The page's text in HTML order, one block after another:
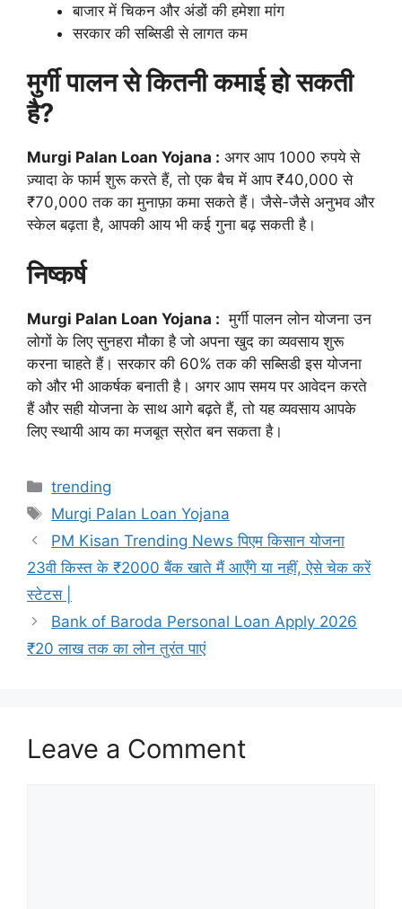
बाजार में चिकन और अंडों की हमेशा मांग
सरकार की सब्सिडी से लागत कम
मुर्गी पालन से कितनी कमाई हो सकती
है?
Murgi Palan Loan Yojana : अगर आप 1000 रुपये से
ज़्यादा के फार्म शुरू करते हैं, तो एक बैच में आप ₹40,000 से
₹70,000 तक का मुनाफ़ा कमा सकते हैं। जैसे-जैसे अनुभव और
स्केल बढ़ता है, आपकी आय भी कई गुना बढ़ सकती है।
निष्कर्ष
Murgi Palan Loan Yojana : मुर्गी पालन लोन योजना उन
लोगों के लिए सुनहरा मौका है जो अपना खुद का व्यवसाय शुरू
करना चाहते हैं। सरकार की 60% तक की सब्सिडी इस योजना
को और भी आकर्षक बनाती है। अगर आप समय पर आवेदन करते
हैं और सही योजना के साथ आगे बढ़ते हैं, तो यह व्यवसाय आपके
लिए स्थायी आय का मजबूत स्रोत बन सकता है।
Categories
trending
Tags
Murgi Palan Loan Yojana
PM Kisan Trending News पिएम किसान योजना
23वी किस्त के ₹2000 बैंक खाते मैं आएँगे या नहीं, ऐसे चेक करें
स्टेटस |
Bank of Baroda Personal Loan Apply 2026
₹20 लाख तक का लोन तुरंत पाएं
Leave a Comment